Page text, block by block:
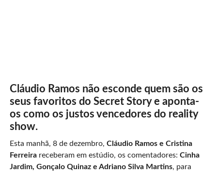
Cláudio Ramos não esconde quem são os
seus favoritos do Secret Story e aponta-
os como os justos vencedores do reality
show.
Esta manhã, 8 de dezembro, Cláudio Ramos e Cristina
Ferreirareceberam em estúdio, os comentadores: Cinha
Jardim, Gonçalo Quinaz e Adriano Silva Martins, para